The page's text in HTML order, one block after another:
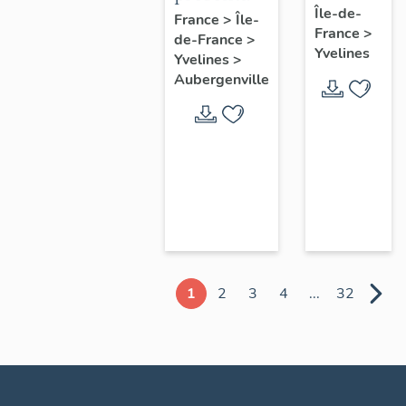
de l'étude
d'Elisabethville
France > Île-
de-France >
Yvelines>
Aubergenville
diagnostic
et
Île-de-
France >
Yvelines
1 2 3 4 ... 32